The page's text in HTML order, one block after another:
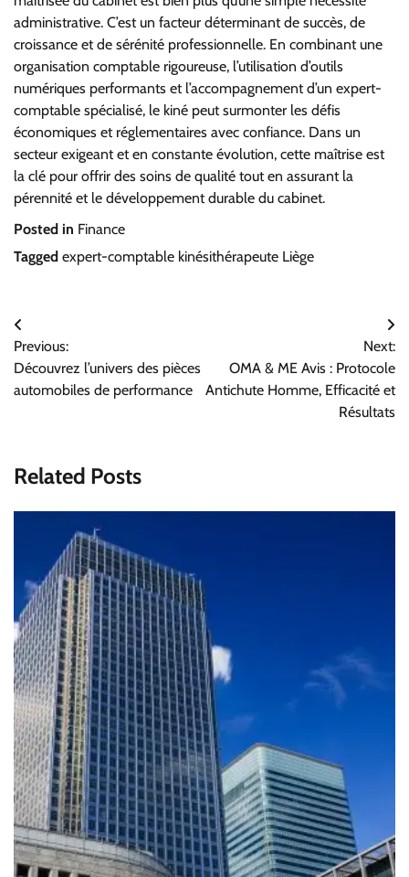
administrative. C’est un facteur déterminant de succès, de
croissance et de sérénité professionnelle. En combinant une
organisation comptable rigoureuse, l’utilisation d’outils
numériques performants et l’accompagnement d’un expert-
comptable spécialisé, le kiné peut surmonter les défis
économiques et réglementaires avec confiance. Dans un
secteur exigeant et en constante évolution, cette maîtrise est
la clé pour offrir des soins de qualité tout en assurant la
pérennité et le développement durable du cabinet.
Posted in Finance
Tagged expert-comptable kinésithérapeute Liège
Navigation
de
l’article
Previous:
Découvrez l’univers des pièces
automobiles de performance
Next:
OMA & ME Avis : Protocole
Antichute Homme, Efficacité et
Résultats
Related Posts